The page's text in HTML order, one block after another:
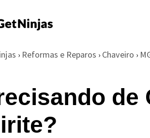
› Reformas e Reparos › Chaveiro ›
de